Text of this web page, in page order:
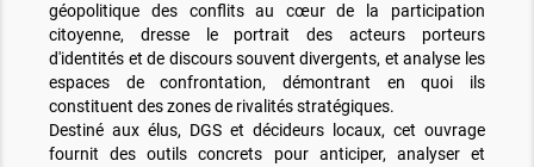
géopolitique des conflits au cœur de la participation
citoyenne, dresse le portrait des acteurs porteurs
d'identités et de discours souvent divergents, et analyse les
espaces de confrontation, démontrant en quoi ils
constituent des zones de rivalités stratégiques.
Destiné aux élus, DGS et décideurs locaux, cet ouvrage
fournit des outils concrets pour anticiper, analyser et